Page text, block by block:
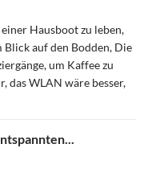
Hausboot zu leben,
Blick auf den Bodden, Die
um Kaffee zu
das WLAN wäre besser,